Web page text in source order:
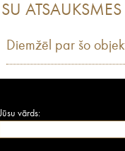
ATSAUKSMES
Diemžēl par šo
Jūsu vārds: